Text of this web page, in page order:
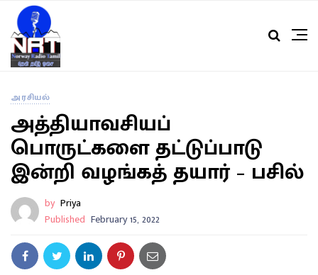
அரசியல்
அத்தியாவசியப்
பொருட்களை தட்டுப்பாடு
இன்றி வழங்கத் தயார் – பசில்
by Priya
Published February 15, 2022